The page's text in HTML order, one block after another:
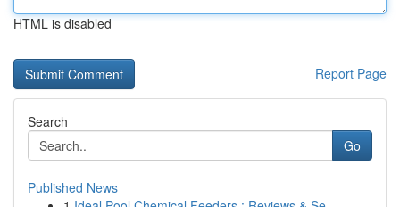
HTML is disabled
Report Page
Search
Go
Published News